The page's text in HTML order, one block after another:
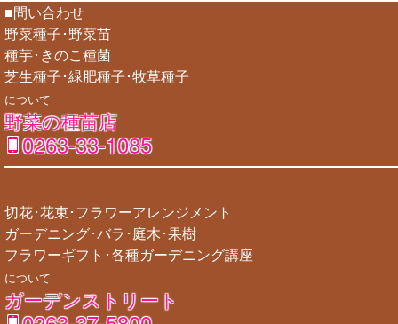
■問い合わせ
野菜種子･野菜苗
種芋･きのこ種菌
芝生種子･緑肥種子･牧草種子
について
野菜の種苗店
0263-33-1085
切花･花束･フラワーアレンジメント
ガーデニング･バラ･庭木･果樹
フラワーギフト･各種ガーデニング講座
について
ガーデンストリート